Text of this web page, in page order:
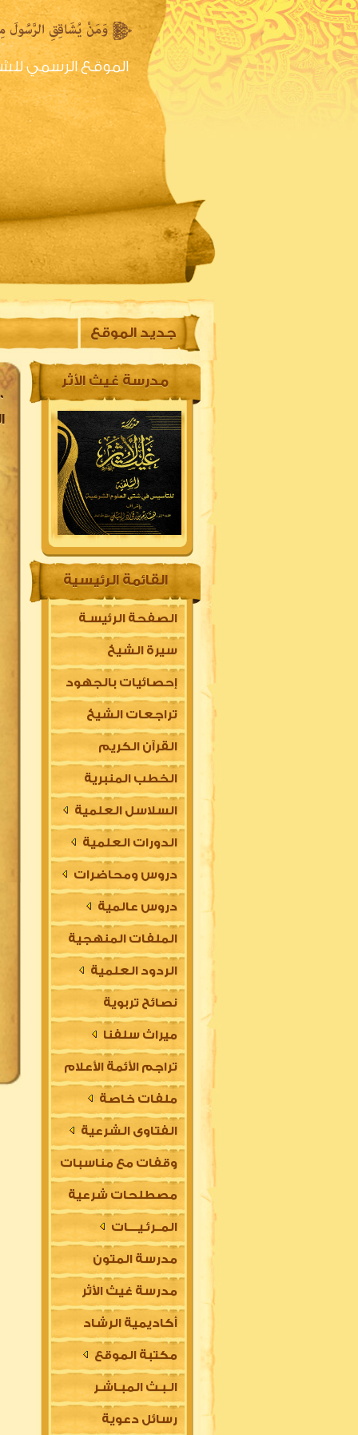
الموقع الرسمي
الصفحه الرئيسية
جديد الموقع
مدرسة غيث الأثر
القائمة الرئيسية
الصفحة الرئيسـة
سيرة الشيخ
إحصائيات بالجهود
تراجعات الشيخ
القرآن الكريم
الخطب المنبرية
السلاسل العلمية
الدورات العلمية
دروس ومحاضرات
دروس عالمية
الملفات المنهجية
الردود العلمية
نصائح تربوية
ميراث سلفنا
تراجم الأئمة الأعلام
ملفات خاصة
الفتاوى الشرعية
وقفات مع مناسبات
مصطلحات شرعية
المــرئـيــــات
مدرسة المتون
العلمية
مدرسة غيث الأثر
السلفية
أكاديمية الرشاد
العلمية للتأسيس
في مقدمات العلوم
الشرعية (للتعليم
مكتبة الموقع
الـبـث المبـاشـر
رسائل دعوية